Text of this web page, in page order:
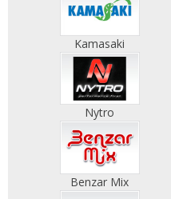
Kamasaki
Nytro
Benzar Mix